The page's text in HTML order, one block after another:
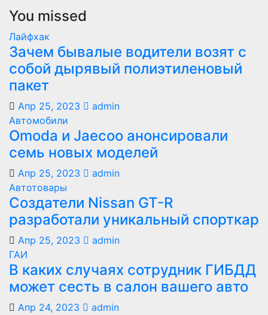
You missed
Лайфхак
Зачем бывалые водители возят с
собой дырявый полиэтиленовый
пакет
Апр 25, 2023
admin
Автомобили
Оmoda и Jaecoo анонсировали
семь новых моделей
Апр 25, 2023
admin
Автотовары
Создатели Nissan GT-R
разработали уникальный спорткар
Апр 25, 2023
admin
ГАИ
В каких случаях сотрудник ГИБДД
может сесть в салон вашего авто
Апр 24, 2023
admin